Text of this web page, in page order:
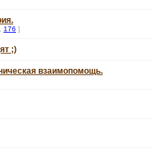
176 ]
;)
взаимопомощь.